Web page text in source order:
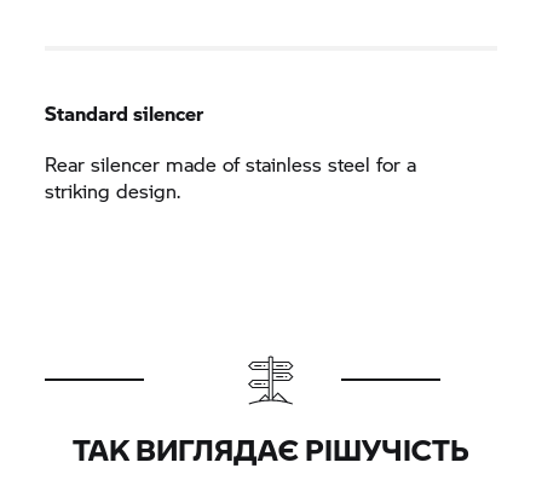
Standard silencer
Rear silencer made of stainless steel for a
striking design.
ТАК ВИГЛЯДАЄ РІШУЧІСТЬ